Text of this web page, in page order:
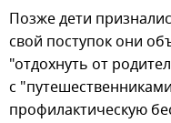
Позже дети
свой поступок они
"отдохнуть от
с
профилактическую